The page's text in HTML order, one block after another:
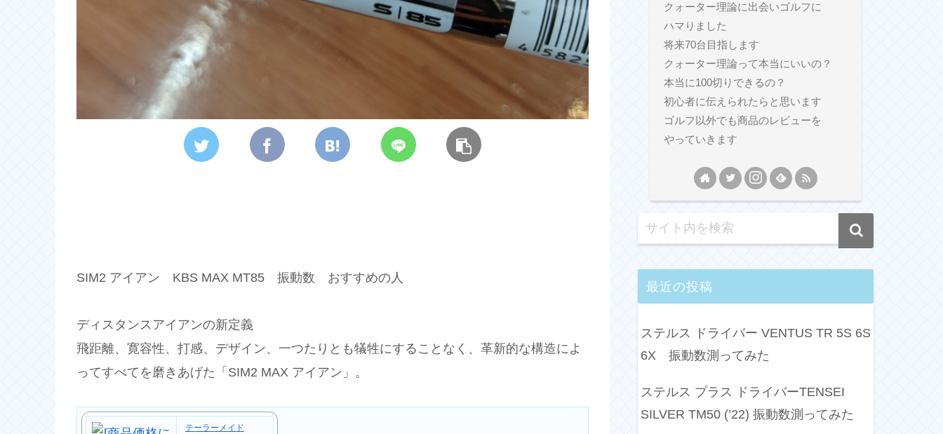
SIM2 アイアン KBS MAX MT85 振動数 おすすめの人
ディスタンスアイアンの新定義
飛距離、寛容性、打感、デザイン、一つたりとも犠牲にすることなく、革新的な構造によ
ってすべてを磨きあげた「SIM2 MAX アイアン」。
テーラーメイド
クォーター理論に出会いゴルフに
ハマりました
将来70台目指します
クォーター理論って本当にいいの？
本当に100切りできるの？
初心者に伝えられたらと思います
ゴルフ以外でも商品のレビューを
やっていきます
最近の投稿
ステルス ドライバー VENTUS TR 5S 6S
6X 振動数測ってみた
ステルス プラス ドライバーTENSEI
SILVER TM50 (’22) 振動数測ってみた